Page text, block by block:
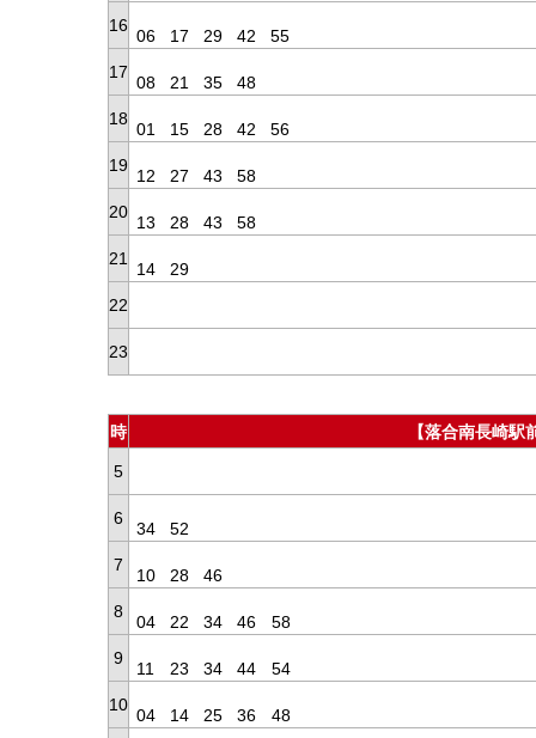
16
06 17 29 42
55
17
08 21 35
48
18
01 15 28 42
56
19
12 27 43
58
20
13 28 43
58
21
14
29
22
23
時 【落合南長崎
5
6
34
52
7
10 28
46
8
04 22 34 46
58
9
11 23 34 44
54
10
04 14 25 36
48